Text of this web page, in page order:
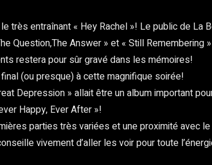
très entraînant « Hey Rachel »! Le public de
Question,The Answer » et « Still
restera pour sûr gravé dans les mémoires!
(ou presque) à cette magnifique soirée!
Depression » allait être un album important
Happy, Ever After »!
parties très variées et une proximité avec
vivement d’aller les voir pour toute